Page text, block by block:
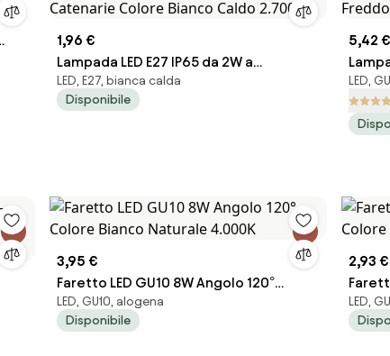
1,96 €
Lampada LED E27 IP65 da 2W a
Filamento S14 - INFRANGIBILE per
Catenarie Colore Bianco Caldo 2.700K
LED, E27, bianca calda
Disponibile
5,42 €
LED,
3,95 €
Faretto LED GU10 8W Angolo 120°
Colore Bianco Naturale 4.000K
LED, GU10, alogena
Disponibile
2,93 €
LED,